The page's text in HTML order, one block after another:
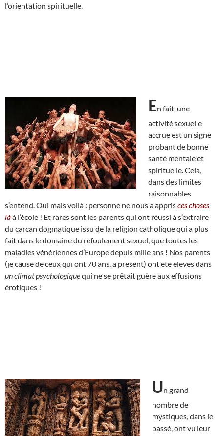
l’orientation spirituelle.
En fait, une
activité sexuelle
accrue est un signe
probant de bonne
santé mentale et
spirituelle. Cela,
dans des limites
raisonnables
s’entend. Oui mais voilà : personne ne nous a apprisces choses
làà l’école ! Et rares sont les parents qui ont réussi à s’extraire
du carcan dogmatique issu de la religion catholique qui a plus
fait dans le domaine du refoulement sexuel, que toutes les
maladies vénériennes d’Europe depuis mille ans ! Nos parents
(je cause de ceux qui ont 70 ans, à présent) ont été élevés dans
un climat psychologiquequi ne se prêtait guère aux effusions
érotiques !
Un grand
nombre de
mystiques, dans le
passé, ont vu leur